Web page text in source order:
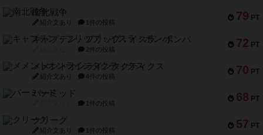
79 PT
南北戦争
紹介文あり 1件の投稿
72 PT
キャプテン・フリップ：イスラ・ボンバ
2件の投稿
70 PT
メメントオンラインタクティクス
紹介文あり 4件の投稿
68 PT
パーミッド
1件の投稿
57 PT
クリーグ
紹介文あり 1件の投稿